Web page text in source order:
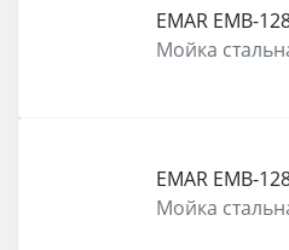
EMAR EMB-
Мойка
EMAR EMB-
Мойка